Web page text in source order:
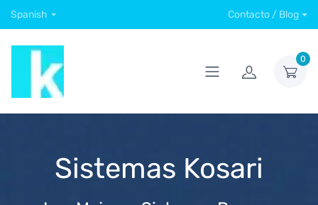
Spanish Contacto / Blog
0
Sistemas Kosari